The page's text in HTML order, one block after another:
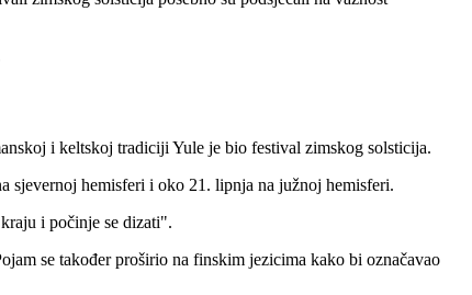
i keltskoj tradiciji Yule je bio festival zimskog solsticija.
sjevernoj hemisferi i oko 21. lipnja na južnoj hemisferi.
i počinje se dizati".
se također proširio na finskim jezicima kako bi označavao